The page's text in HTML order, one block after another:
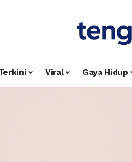
Viral Gaya Hidup